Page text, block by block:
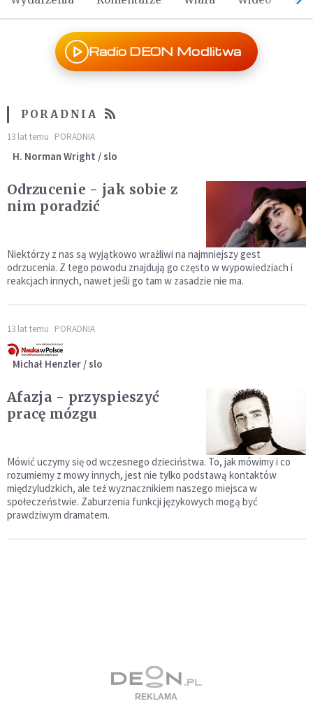
Radio DEON Modlitwa
PORADNIA
13 lat temu PORADNIA
H. Norman Wright / slo
Odrzucenie - jak sobie z
nim poradzić
Niektórzy z nas są wyjątkowo wrażliwi na najmniejszy gest
odrzucenia. Z tego powodu znajdują go często w wypowiedziach i
reakcjach innych, nawet jeśli go tam w zasadzie nie ma.
13 lat temu PORADNIA
Michał Henzler / slo
Afazja - przyspieszyć
pracę mózgu
Mówić uczymy się od wczesnego dzieciństwa. To, jak mówimy i co
rozumiemy z mowy innych, jest nie tylko podstawą kontaktów
międzyludzkich, ale też wyznacznikiem naszego miejsca w
społeczeństwie. Zaburzenia funkcji językowych mogą być
prawdziwym dramatem.